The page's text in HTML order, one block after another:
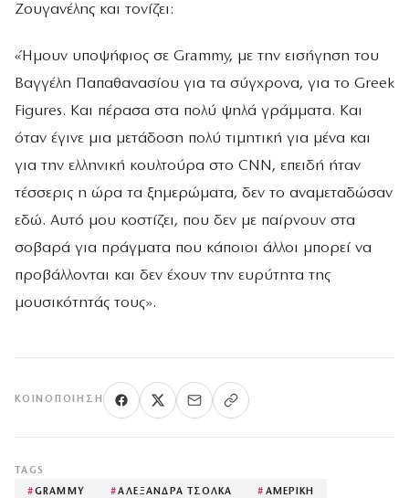
Ζουγανέλης και τονίζει:
«Ήμουν υποψήφιος σε Grammy, με την εισήγηση του
Βαγγέλη Παπαθανασίου για τα σύγχρονα, για το Greek
Figures. Και πέρασα στα πολύ ψηλά γράμματα. Και
όταν έγινε μια μετάδοση πολύ τιμητική για μένα και
για την ελληνική κουλτούρα στο CNN, επειδή ήταν
τέσσερις η ώρα τα ξημερώματα, δεν το αναμεταδώσαν
εδώ. Αυτό μου κοστίζει, που δεν με παίρνουν στα
σοβαρά για πράγματα που κάποιοι άλλοι μπορεί να
προβάλλονται και δεν έχουν την ευρύτητα της
μουσικότητάς τους».
ΚΟΙΝΟΠΟΊΗΣΗ
TAGS
#GRAMMY #ΑΛΕΞΑΝΔΡΑ ΤΣΟΛΚΑ # ΑΜΕΡΙΚΗ